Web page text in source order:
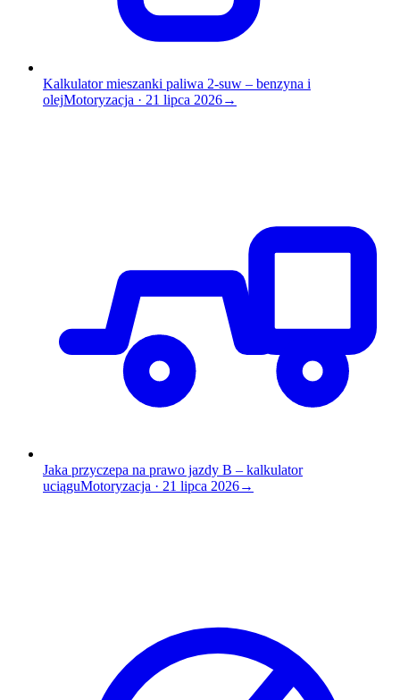
Kalkulator mieszanki paliwa 2-suw – benzyna i
olejMotoryzacja · 21 lipca 2026→
Jaka przyczepa na prawo jazdy B – kalkulator
uciąguMotoryzacja · 21 lipca 2026→